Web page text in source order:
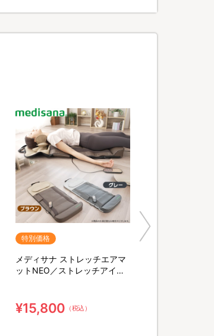
特別価格
メディサナ ストレッチエアマ
ットNEO／ストレッチアイテ
¥15,800 （税込）